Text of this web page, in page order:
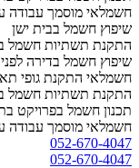
חשמלאי מוסמך עבודה
שיפוץ חשמל בבית ישן
התקנת תשתיות חשמל
שיפוץ חשמל בדירה
חשמלאי התקנת גופי
התקנת תשתיות חשמל
תכנון חשמל בפרויקט
חשמלאי מוסמך עבודה
052-670-4047
052-670-4047